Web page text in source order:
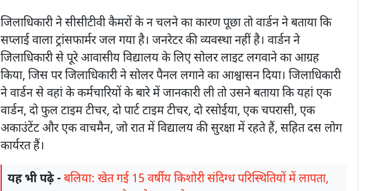
जिलाधिकारी ने सीसीटीवी कैमरों के न चलने का कारण पूछा तो वार्डन ने बताया कि
सप्लाई वाला ट्रांसफार्मर जल गया है। जनरेटर की व्यवस्था नहीं है। वार्डन ने
जिलाधिकारी से पूरे आवासीय विद्यालय के लिए सोलर लाइट लगवाने का आग्रह
किया, जिस पर जिलाधिकारी ने सोलर पैनल लगाने का आश्वासन दिया। जिलाधिकारी
ने वार्डन से वहां के कर्मचारियों के बारे में जानकारी ली तो उसने बताया कि यहां एक
वार्डन, दो फुल टाइम टीचर, दो पार्ट टाइम टीचर, दो रसोईया, एक चपरासी, एक
अकाउंटेंट और एक वाचमैन, जो रात में विद्यालय की सुरक्षा में रहते हैं, सहित दस लोग
कार्यरत हैं।
यह भी पढ़े -बलिया: खेत गई 15 वर्षीय किशोरी संदिग्ध परिस्थितियों में लापता,